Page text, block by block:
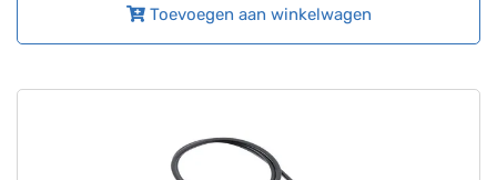
Toevoegen aan winkelwagen